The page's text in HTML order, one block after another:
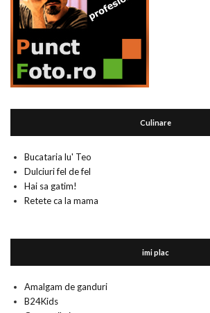
Culinare
Bucataria lu' Teo
Dulciuri fel de fel
Hai sa gatim!
Retete ca la mama
imi plac
Amalgam de ganduri
B24Kids